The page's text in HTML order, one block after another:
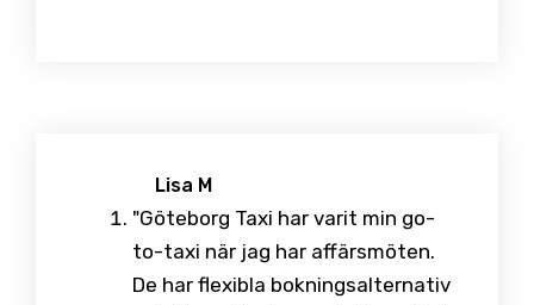
Lisa M
"Göteborg Taxi har varit min go-
to-taxi när jag har affärsmöten.
De har flexibla bokningsalternativ